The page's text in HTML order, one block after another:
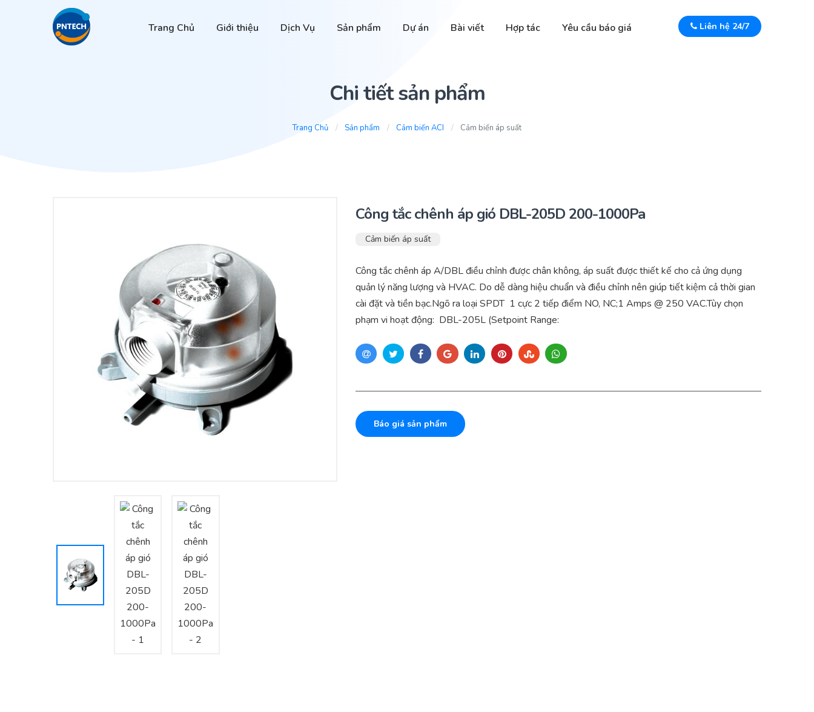
Trang Chủ Giới thiệu Dịch Vụ Sản phẩm Dự án Bài viết Hợp tác Yêu cầu báo giá Liên hệ 24/7
Chi tiết sản phẩm
Trang Chủ Sản phẩm Cảm biến ACI Cảm biến áp suất
Công tắc chênh áp gió DBL-205D 200-1000Pa
Cảm biến áp suất
Công tắc chênh áp A/DBL điều chỉnh được chân không, áp suất được thiết kế cho cả ứng dụng
quản lý năng lượng và HVAC. Do dễ dàng hiệu chuẩn và điều chỉnh nên giúp tiết kiệm cả thời gian
cài đặt và tiền bạc.Ngõ ra loại SPDT 1 cực 2 tiếp điểm NO, NC;1 Amps @ 250 VAC.Tùy chọn
phạm vi hoạt động: DBL-205L (Setpoint Range:
Báo giá sản phẩm